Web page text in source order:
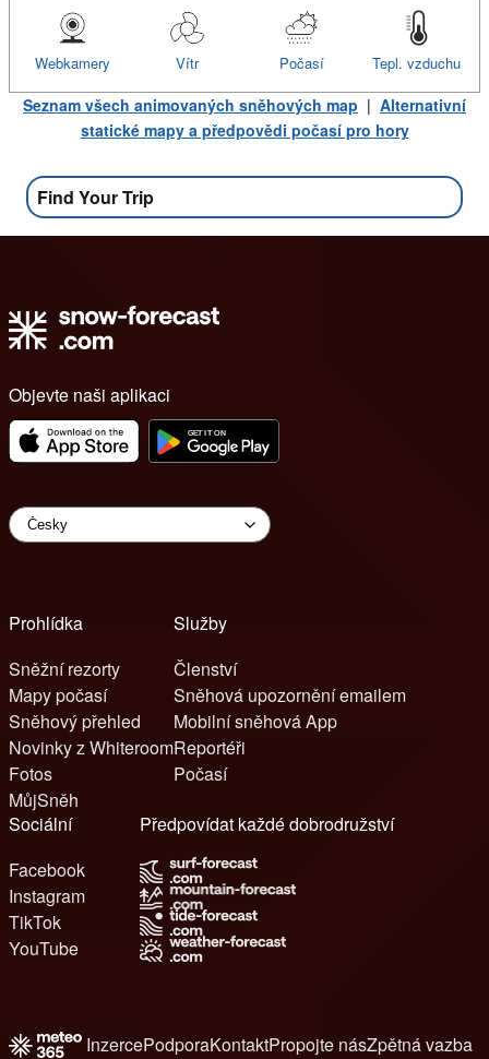
Tepl. vzduchu
Počasí
Vítr
Webkamery
Seznam všech animovaných sněhových map | Alternativní
statické mapy a předpovědi počasí pro hory
Find Your Trip
Objevte naši aplikaci
Prohlídka
Sněžní rezorty
Mapy počasí
Sněhový přehled
Novinky z Whiteroom
Fotos
MůjSněh
Služby
Členství
Sněhová upozornění emailem
Mobilní sněhová App
Reportéři
Počasí
Sociální
Facebook
Instagram
TikTok
YouTube
Předpovídat každé dobrodružství
InzercePodporaKontaktPropojte násZpětná vazba